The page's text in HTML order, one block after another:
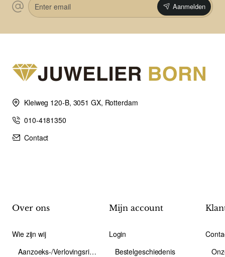
email
Aanmelden
Kleiweg 120-B, 3051 GX, Rotterdam
010-4181350
Contact
Over ons
Wie zijn wij
Aanzoeks-/Verlovingsring
Mijn account
Login
Bestelgeschiedenis